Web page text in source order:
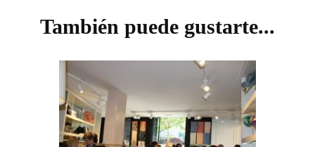
entradas
También puede gustarte...